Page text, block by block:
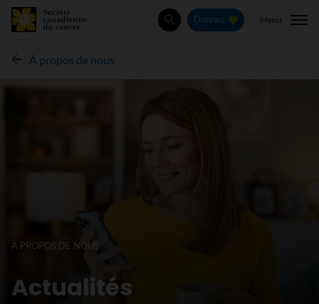
Rechercher
Donnez Menu
À propos de nous
À PROPOS DE NOUS
Actualités